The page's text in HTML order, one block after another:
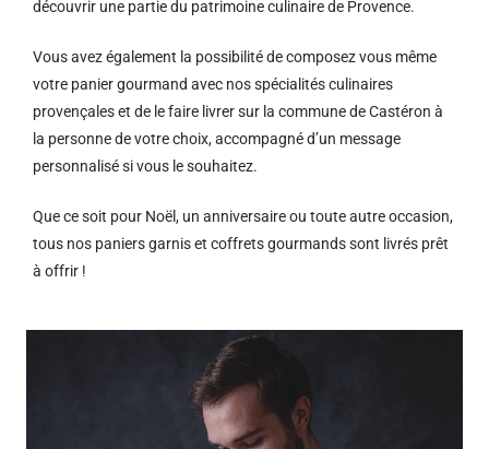
découvrir une partie du patrimoine culinaire de Provence.
Vous avez également la possibilité de composez vous même
votre panier gourmand avec nos spécialités culinaires
provençales et de le faire livrer sur la commune de Castéron à
la personne de votre choix, accompagné d’un message
personnalisé si vous le souhaitez.
Que ce soit pour Noël, un anniversaire ou toute autre occasion,
tous nos paniers garnis et coffrets gourmands sont livrés prêt
à offrir !